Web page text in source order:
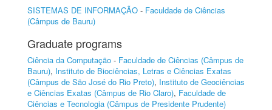
SISTEMAS DE INFORMAÇÃO - Faculdade de Ciências
(Câmpus de Bauru)
Graduate programs
Ciência da Computação - Faculdade de Ciências (Câmpus de
Bauru), Instituto de Biociências, Letras e Ciências Exatas
(Câmpus de São José do Rio Preto), Instituto de Geociências
e Ciências Exatas (Câmpus de Rio Claro), Faculdade de
Ciências e Tecnologia (Câmpus de Presidente Prudente)